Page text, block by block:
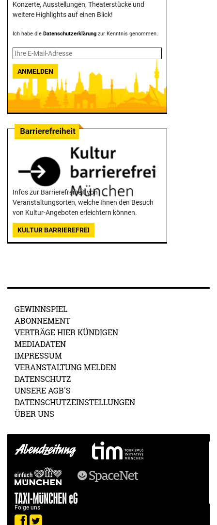
Konzerte, Ausstellungen, Theater­stücke und
weitere Highlights auf einen Blick!
Ich habe die Datenschutzerklärung zur Kenntnis genommen.
ANMELDEN
Infos zur Barrierefreiheit von
Veranstaltungsorten, welche Ihnen den Besuch
von Kultur-Angeboten erleichtern können.
KULTUR BARRIEREFREI
GEWINNSPIEL
ABONNEMENT
VERTRÄGE HIER KÜNDIGEN
MEDIADATEN
IMPRESSUM
VERANSTALTUNG MELDEN
DATENSCHUTZ
UNSERE AGB'S
DATENSCHUTZEINSTELLUNGEN
ÜBER UNS
Folge uns